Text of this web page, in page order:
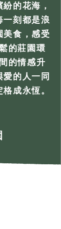
的花海，
一刻都是浪
美食，感受
的莊園環
的情感升
的人一同
成永恆。